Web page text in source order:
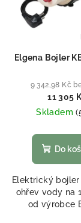
Elgena Bojler
9 342,98 Kč
11 305
Skladem(
Do
Elektrický
ohřev vody na
od výrobce